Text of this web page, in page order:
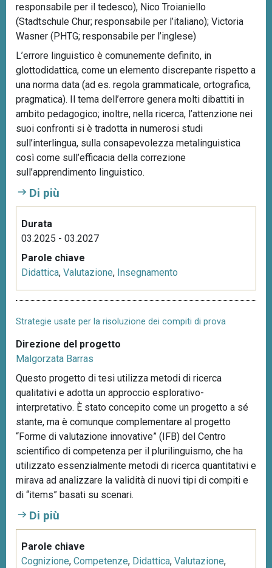
responsabile per il tedesco), Nico Troianiello
(Stadtschule Chur; responsabile per l’italiano); Victoria
Wasner (PHTG; responsabile per l’inglese)
L’errore linguistico è comunemente definito, in
glottodidattica, come un elemento discrepante rispetto a
una norma data (ad es. regola grammaticale, ortografica,
pragmatica). Il tema dell’errore genera molti dibattiti in
ambito pedagogico; inoltre, nella ricerca, l’attenzione nei
suoi confronti si è tradotta in numerosi studi
sull’interlingua, sulla consapevolezza metalinguistica
così come sull’efficacia della correzione
sull’apprendimento linguistico.
Di più
Durata
03.2025 - 03.2027
Parole chiave
Didattica, Valutazione, Insegnamento
Strategie usate per la risoluzione dei compiti di prova
Direzione del progetto
Malgorzata Barras
Questo progetto di tesi utilizza metodi di ricerca
qualitativi e adotta un approccio esplorativo-
interpretativo. È stato concepito come un progetto a sé
stante, ma è comunque complementare al progetto
“Forme di valutazione innovative” (IFB) del Centro
scientifico di competenza per il plurilinguismo, che ha
utilizzato essenzialmente metodi di ricerca quantitativi e
mirava ad analizzare la validità di nuovi tipi di compiti e
di “items” basati su scenari.
Di più
Parole chiave
Cognizione, Competenze, Didattica, Valutazione,